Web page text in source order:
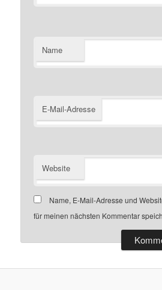
Name
E-Mail-Adresse
Website
Name, E-Mail-Adresse und
für meinen nächsten Kommentar